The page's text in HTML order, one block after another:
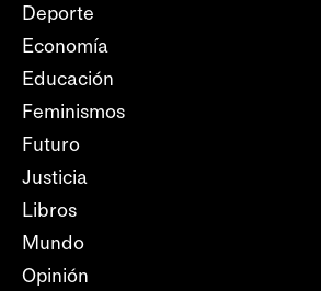
Deporte
Economía
Educación
Feminismos
Futuro
Justicia
Libros
Mundo
Opinión